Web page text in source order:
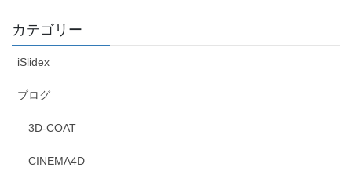
カテゴリー
iSlidex
ブログ
3D-COAT
CINEMA4D